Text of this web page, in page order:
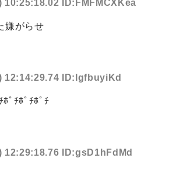
10:25:18.02 ID:FMFMCXKea
嫌がらせ
12:14:29.74 ID:IgfbuyiKd
ﾟﾁﾎﾟﾁﾎﾟﾁ
12:29:18.76 ID:gsD1hFdMd